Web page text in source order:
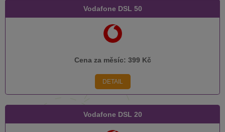
Vodafone DSL 50
Cena za měsíc: 399 Kč
DETAIL
Vodafone DSL 20